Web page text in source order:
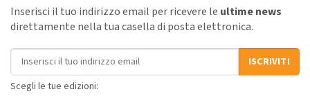
Inserisci il tuo indirizzo email per ricevere le ultime news
direttamente nella tua casella di posta elettronica.
Indirizzo email
ISCRIVITI
Scegli le tue edizioni: